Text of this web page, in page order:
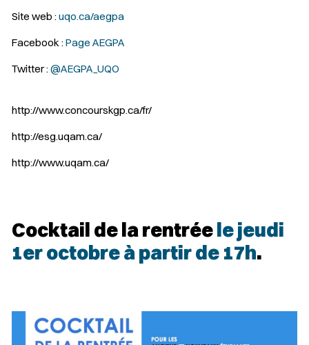
Site web : uqo.ca/aegpa
Facebook : Page AEGPA
Twitter : @AEGPA_UQO
http://www.concourskgp.ca/fr/
http://esg.uqam.ca/
http://www.uqam.ca/
Cocktail de la rentréele jeudi
1er octobre à partir de 17h.